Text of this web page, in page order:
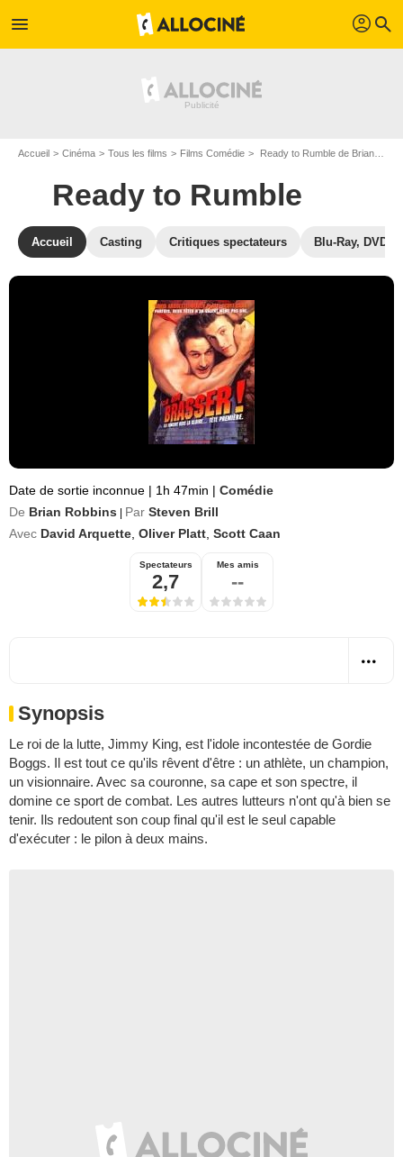
menu profil search
Accueil Cinéma Tous les films Films Comédie Ready to Rumble de Brian Robbins
Ready to Rumble
Accueil Casting Critiques spectateurs Blu-Ray, DVD
Date de sortie inconnue | 1h 47min | Comédie
De Brian Robbins Par Steven Brill
Avec David Arquette Oliver Platt Scott Caan
Spectateurs
2,7
Mes amis
--
Synopsis
Le roi de la lutte, Jimmy King, est l'idole incontestée de Gordie
Boggs. Il est tout ce qu'ils rêvent d'être : un athlète, un champion,
un visionnaire. Avec sa couronne, sa cape et son spectre, il
domine ce sport de combat. Les autres lutteurs n'ont qu'à bien se
tenir. Ils redoutent son coup final qu'il est le seul capable
d'exécuter : le pilon à deux mains.